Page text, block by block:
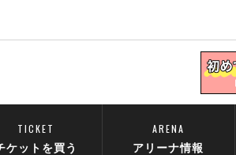
TICKET
ケットを買う
ARENA
アリーナ情報